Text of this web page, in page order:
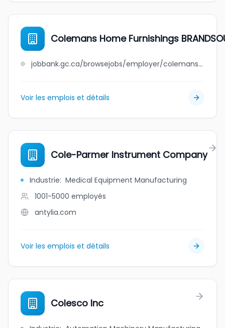
Colemans Home Furnishings
jobbank.gc.ca/browsejobs/employer/colemans+home+furnishings+brandsource/ca
Voir les emplois et détails
Cole-Parmer Instrument Company
Industrie: Medical Equipment Manufacturing
1001-5000 employés
antylia.com
Voir les emplois et détails
Colesco Inc